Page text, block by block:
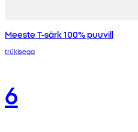
Meeste T-särk 100% puuvill
trükisega
6